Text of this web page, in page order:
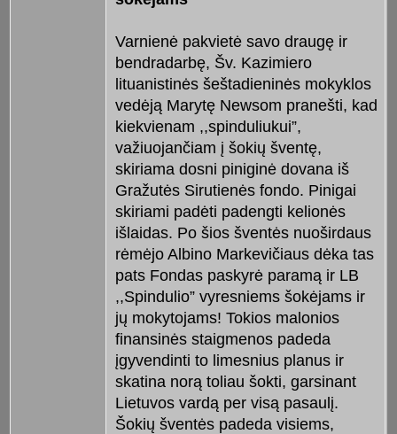
Varnienė pakvietė savo draugę ir
bendradarbę, Šv. Kazimiero
lituanistinės šeštadieninės mokyklos
vedėją Marytę Newsom pranešti, kad
kiekvienam ,,spinduliukui”,
važiuojančiam į šokių šventę,
skiriama dosni piniginė dovana iš
Gražutės Sirutienės fondo. Pinigai
skiriami padėti padengti kelionės
išlaidas. Po šios šventės nuoširdaus
rėmėjo Albino Markevičiaus dėka tas
pats Fondas paskyrė paramą ir LB
,,Spindulio” vyresniems šokėjams ir
jų mokytojams! Tokios malonios
finansinės staigmenos padeda
įgyvendinti to limesnius planus ir
skatina norą toliau šokti, garsinant
Lietuvos vardą per visą pasaulį.
Šokių šventės padeda visiems,